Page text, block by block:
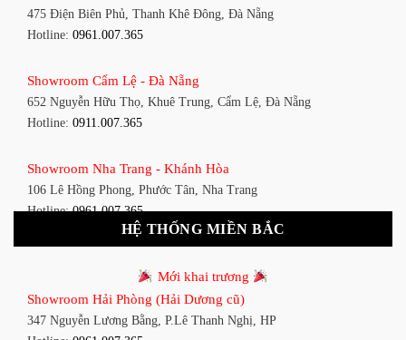
Hotline:0961.007.365
348 Đ. Bạch Đằng, P. 14, Bình Thạnh, TP HCM
Hotline:0911.007.365
591 Hoàng Văn Thụ, P. 4, Tân Bình, TP HCM
Hotline:0961.007.365
Showroom Tân Bình 2 - TP. HCM
0911.007.365
Showroom Thuận An - Bình Dương
475 Điện Biên Phủ, Thanh Khê Đông, Đà Nẵng
Hotline: 0961.007.365
Showroom Cẩm Lệ - Đà Nẵng
652 Nguyễn Hữu Thọ, Khuê Trung, Cẩm Lệ, Đà Nẵng
Hotline: 0911.007.365
Showroom Nha Trang - Khánh Hòa
106 Lê Hồng Phong, Phước Tân, Nha Trang
Hotline:0961.007.365
27-29 Nguyễn Sỹ Sách, Hưng Bình, TP Vinh, Nghệ An
Hotline:0911.007.365
HỆ THỐNG MIỀN BẮC
Mới khai trương
Showroom Hải Phòng (Hải Dương cũ)
347 Nguyễn Lương Bằng, P.Lê Thanh Nghị, HP